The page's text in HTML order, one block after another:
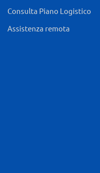
Consulta Piano Logistico
Assistenza remota